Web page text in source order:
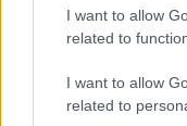
I want to allow
related to
I want to allow
related to
Wesley Snipes